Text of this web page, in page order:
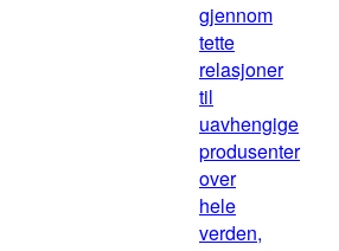
gjennom
tette
relasjoner
til
uavhengige
produsenter
over
hele
verden,